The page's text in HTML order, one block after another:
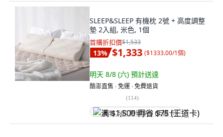
SLEEP&SLEEP 有機枕 2號 + 高度調整
墊 2入組, 米色, 1個
首購折扣價$1,533
13% $1,333 ($1333.00/1個)
明天 8/8 (六) 預計送達
酷澎直售 ∙ 免運 ∙ 免費退貨
(114)
满 $1,500 再省 $75 (王道卡)